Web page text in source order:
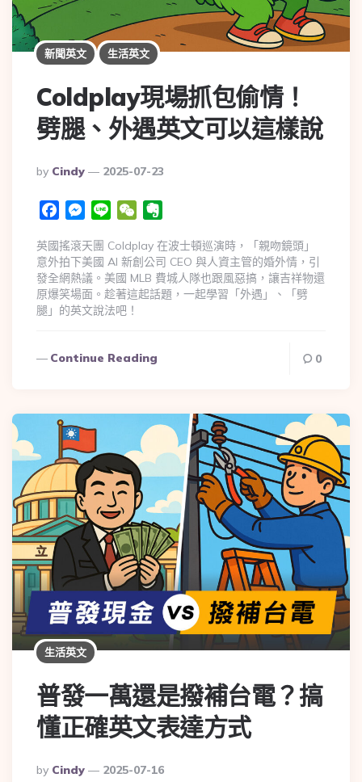
新聞英文 生活英文
Coldplay現場抓包偷情！
劈腿、外遇英文可以這樣說
By Cindy 2025-07-23
FacebookMessenger
Line WeChat
英國搖滾天團 Coldplay 在波士頓巡演時，「親吻鏡頭」
意外拍下美國 AI 新創公司 CEO 與人資主管的婚外情，引
發全網熱議。美國 MLB 費城人隊也跟風惡搞，讓吉祥物還
原爆笑場面。趁著這起話題，一起學習「外遇」、「劈
腿」的英文說法吧！
Continue Reading 0
生活英文
普發一萬還是撥補台電？搞
懂正確英文表達方式
By Cindy 2025-07-16